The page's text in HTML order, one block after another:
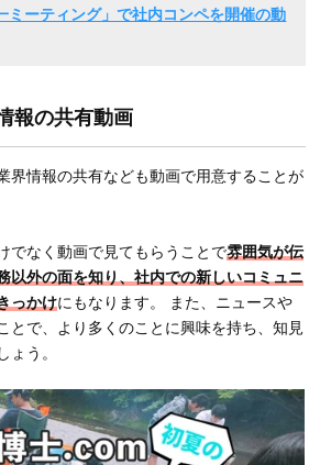
ミーティング」で社内コンペを開催の動
報の共有動画
界情報の共有なども動画で用意することが
でなく動画で見てもらうことで雰囲気が伝
以外の面を知り、社内での新しいコミュニ
っかけにもなります。 また、ニュースや
とで、より多くのことに興味を持ち、知見
ょう。